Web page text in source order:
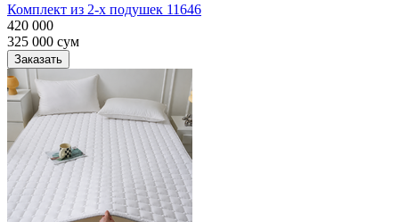
Комплект из 2-х подушек 11646
420 000
325 000 сум
Заказать